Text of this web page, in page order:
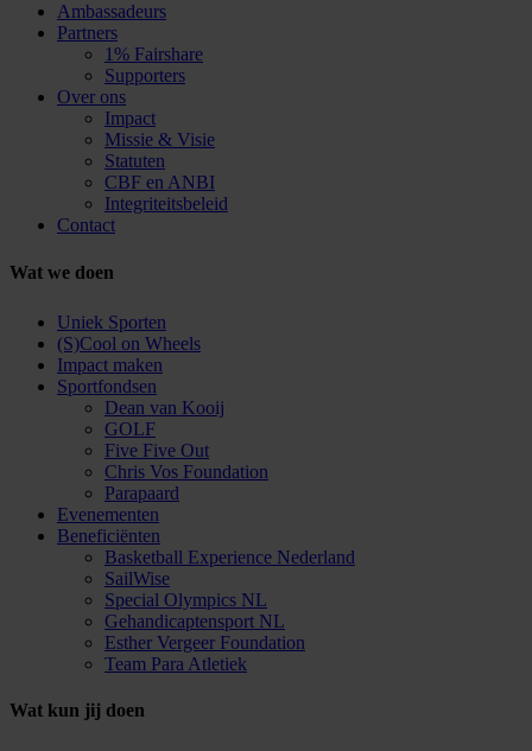
Ambassadeurs
Partners
1% Fairshare
Supporters
Over ons
Impact
Missie & Visie
Statuten
CBF en ANBI
Integriteitsbeleid
Contact
Wat we doen
Uniek Sporten
(S)Cool on Wheels
Impact maken
Sportfondsen
Dean van Kooij
GOLF
Five Five Out
Chris Vos Foundation
Parapaard
Evenementen
Beneficiënten
Basketball Experience Nederland
SailWise
Special Olympics NL
Gehandicaptensport NL
Esther Vergeer Foundation
Team Para Atletiek
Wat kun jij doen